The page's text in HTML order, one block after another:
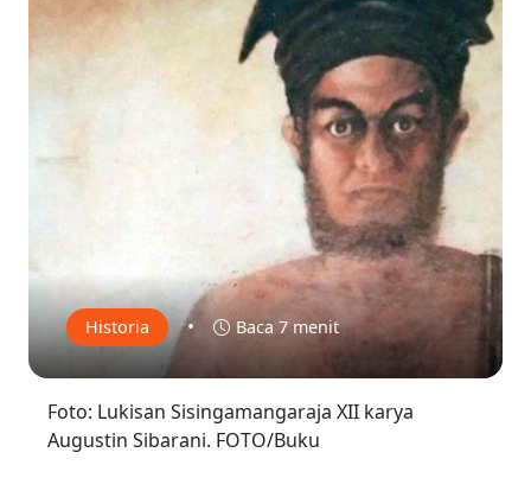
Historia • Baca 7 menit
Foto: Lukisan Sisingamangaraja XII karya
Augustin Sibarani. FOTO/Buku